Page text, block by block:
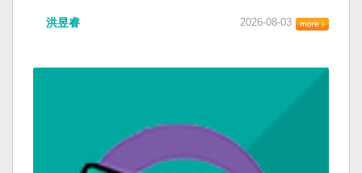
洪昱睿 2026-08-03